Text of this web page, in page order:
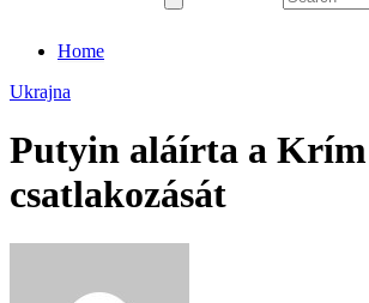
Home
Ukrajna
Putyin aláírta a Krím
csatlakozását